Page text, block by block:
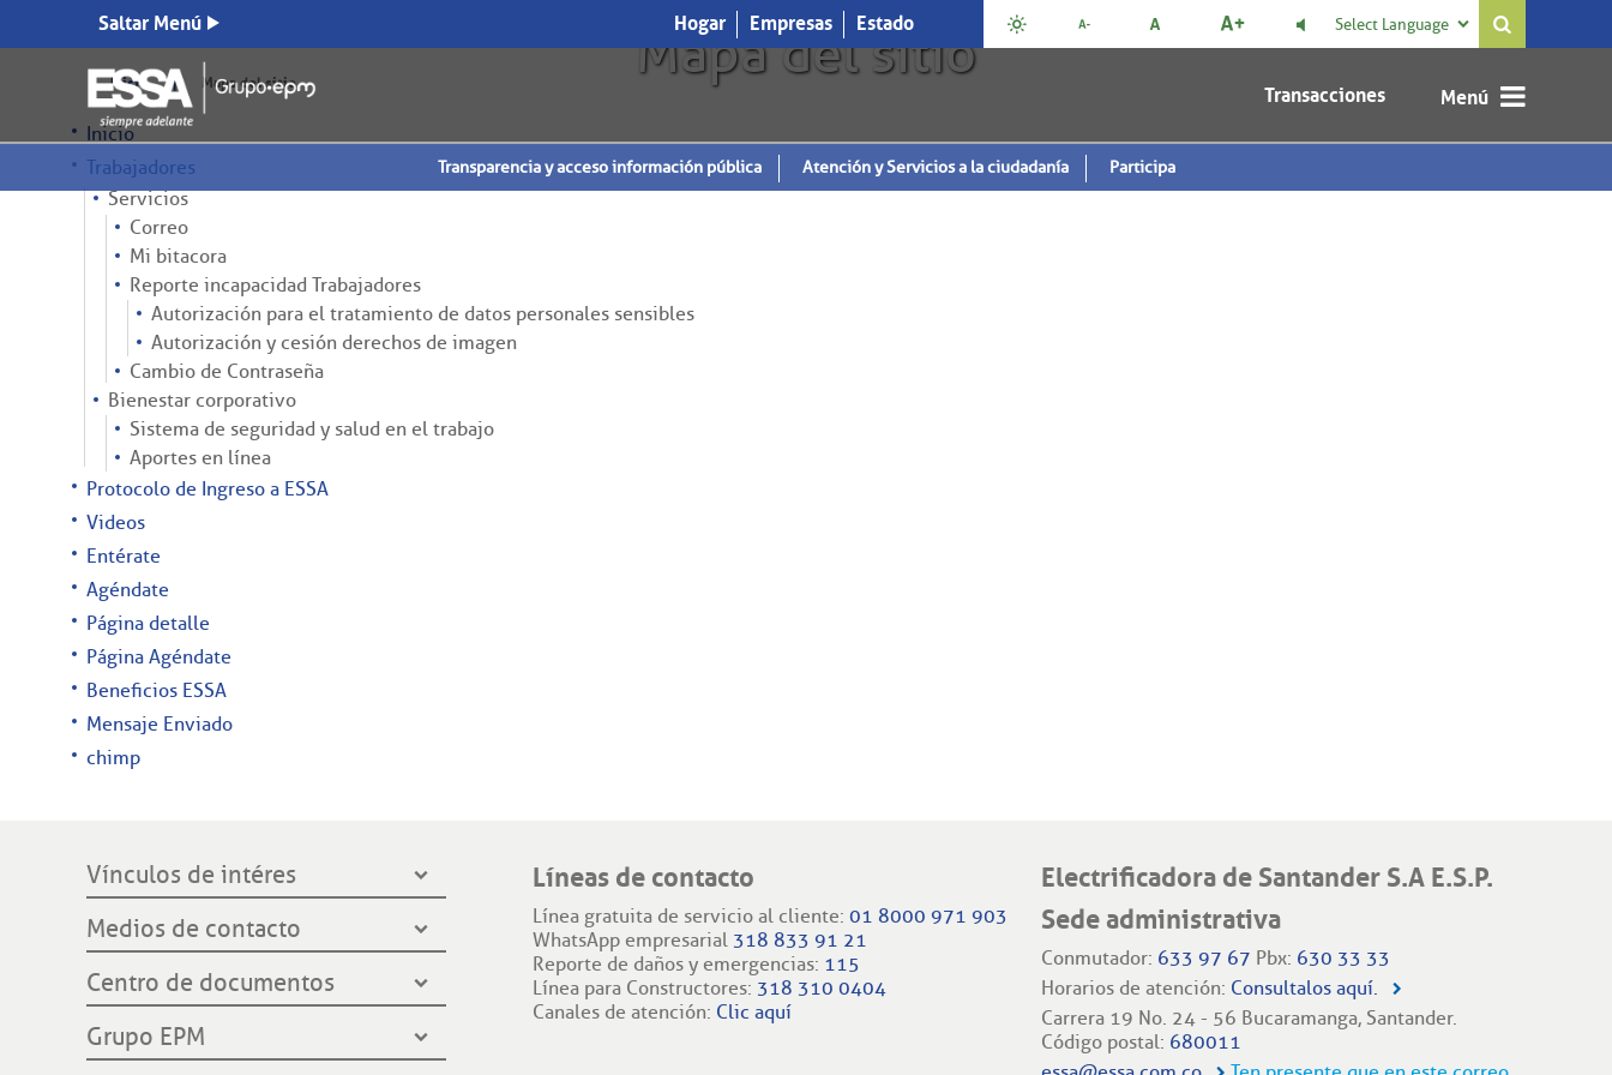
Saltar Menú Hogar Empresas Estado Select Language 
Transacciones
Transparencia y acceso información pública Atención y Servicios a la ciudadanía Participa
Mapa del sitio
Inicio | Mapa del sitio
Inicio
Trabajadores
Servicios
Correo
Mi bitacora
Reporte incapacidad Trabajadores
Autorización para el tratamiento de datos personales sensibles
Autorización y cesión derechos de imagen
Cambio de Contraseña
Bienestar corporativo
Sistema de seguridad y salud en el trabajo
Aportes en línea
Protocolo de Ingreso a ESSA
Videos
Entérate
Agéndate
Página detalle
Página Agéndate
Beneficios ESSA
Mensaje Enviado
chimp
Vínculos de intéres
Presidencia de la República
Ministerio de Minas y Energía
Grupo EPM
Gobernación de Santander
Contraloría General de Medellín
Medios de contacto
Líneas de servicio al cliente
Oficinas de atención al cliente
Línea Transparente
Centro de documentos
Notificación por aviso
Ley de protección de datos
Grupo EPM
Líneas de contacto
Línea gratuita de servicio al cliente: 01 8000 971 903
WhatsApp empresarial 318 833 91 21
Reporte de daños y emergencias: 115
Línea para Constructores: 318 310 0404
Canales de atención: Clic aquí
Electrificadora de Santander S.A E.S.P.
Sede administrativa
Conmutador: 633 97 67 Pbx: 630 33 33
Horarios de atención: Consultalos aquí.
Carrera 19 No. 24 - 56 Bucaramanga, Santander.
Código postal: 680011